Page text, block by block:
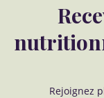
Rejoignez